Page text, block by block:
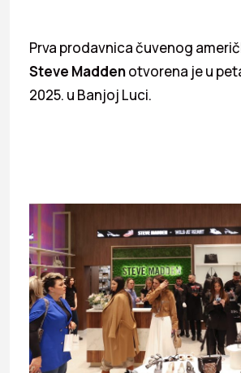
Prva prodavnica čuvenog
Steve Maddenotvorena je u
2025. u Banjoj Luci.